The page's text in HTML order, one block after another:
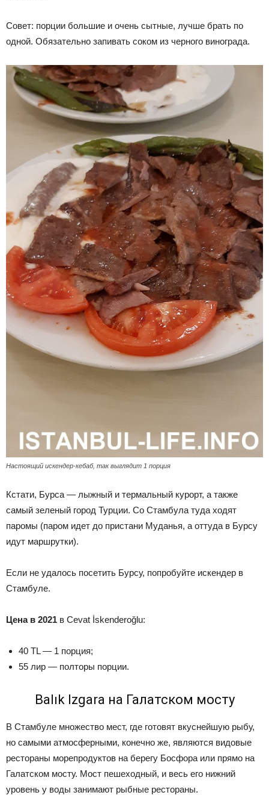
Совет: порции большие и очень сытные, лучше брать по
одной. Обязательно запивать соком из черного винограда.
Настоящий искендер-кебаб, так выглядит 1 порция
Кстати, Бурса — лыжный и термальный курорт, а также
самый зеленый город Турции. Со Стамбула туда ходят
паромы (паром идет до пристани Муданья, а оттуда в Бурсу
идут маршрутки).
Если не удалось посетить Бурсу, попробуйте искендер в
Стамбуле.
Цена в 2021 в Cevat İskenderoğlu:
40 TL — 1 порция;
55 лир — полторы порции.
Balık Izgara на Галатском мосту
В Стамбуле множество мест, где готовят вкуснейшую рыбу,
но самыми атмосферными, конечно же, являются видовые
рестораны морепродуктов на берегу Босфора или прямо на
Галатском мосту. Мост пешеходный, и весь его нижний
уровень у воды занимают рыбные рестораны.